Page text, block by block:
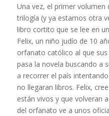
Una vez, el primer volumen
trilogía (y ya estamos otra
libro cortito que se lee en
Felix, un niño judío de 10
orfanato católico al que
pasa la novela buscando a
a recorrer el país
no llegaran libros. Felix,
están vivos y que volveran
del orfanato ve a unos